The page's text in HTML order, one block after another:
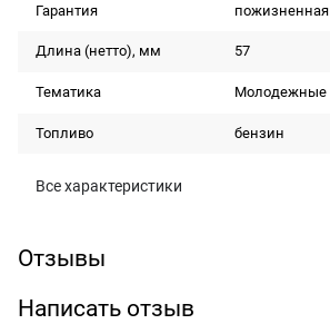
Гарантия пожизненная
Длина (нетто), мм 57
Тематика Молодежные
Топливо бензин
Все характеристики
Отзывы
Написать отзыв